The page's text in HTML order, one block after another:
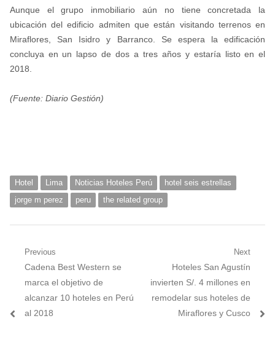
Aunque el grupo inmobiliario aún no tiene concretada la
ubicación del edificio admiten que están visitando terrenos en
Miraflores, San Isidro y Barranco. Se espera la edificación
concluya en un lapso de dos a tres años y estaría listo en el
2018.
(Fuente: Diario Gestión)
Hotel Lima Noticias Hoteles Perú
hotel seis estrellas
jorge m perez
peru the related group
Navegación
entradas
Previous
Previous
post:
Cadena Best Western se
marca el objetivo de
alcanzar 10 hoteles en Perú
al 2018
Next
Next
post:
Hoteles San Agustín
invierten S/. 4 millones en
remodelar sus hoteles de
Miraflores y Cusco